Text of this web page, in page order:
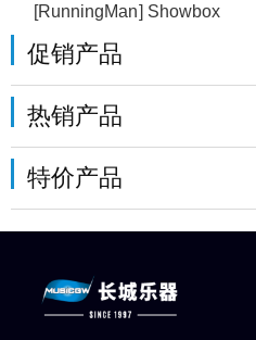
[RunningMan] Showbox
促销产品
热销产品
特价产品